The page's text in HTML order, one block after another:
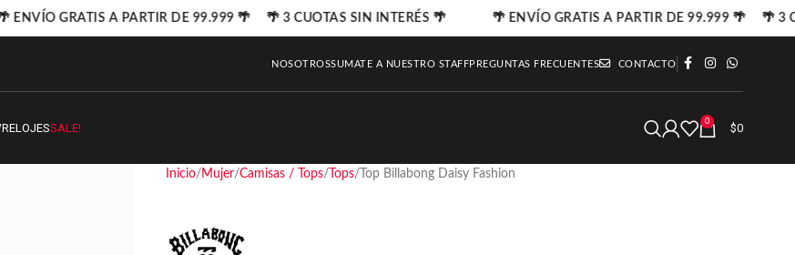
NOSOTROSSUMATE A NUESTRO STAFFPREGUNTAS FRECUENTES CONTACTO
RELOJESSALE! 0 $0
Inicio Mujer Camisas / Tops Tops Top Billabong Daisy Fashion
ENVÍO GRATIS A PARTIR DE 99.999 🌴 🌴 3 CUOTAS SIN INTERÉS 🌴 🌴 ENVÍO GRATIS A PARTIR DE 99.999 🌴 🌴 3